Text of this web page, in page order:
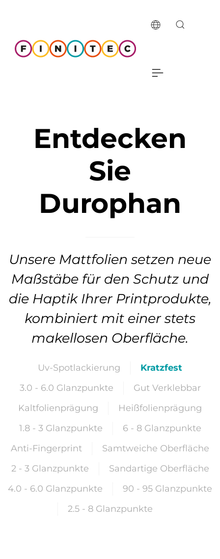
Entdecken
Sie
Durophan
Unsere Mattfolien setzen neue
Maßstäbe für den Schutz und
die Haptik Ihrer Printprodukte,
kombiniert mit einer stets
makellosen Oberfläche.
Uv-Spotlackierung
Kratzfest
3.0 - 6.0 Glanzpunkte
Gut Verklebbar
Kaltfolienprägung
Heißfolienprägung
1.8 - 3 Glanzpunkte
6 - 8 Glanzpunkte
Anti-Fingerprint
Samtweiche Oberfläche
2 - 3 Glanzpunkte
Sandartige Oberfläche
4.0 - 6.0 Glanzpunkte
90 - 95 Glanzpunkte
2.5 - 8 Glanzpunkte